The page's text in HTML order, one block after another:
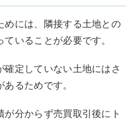
めには、隣接する土地との
いることが必要です。
確定していない土地にはさ
るためです。
が分からず売買取引後にト